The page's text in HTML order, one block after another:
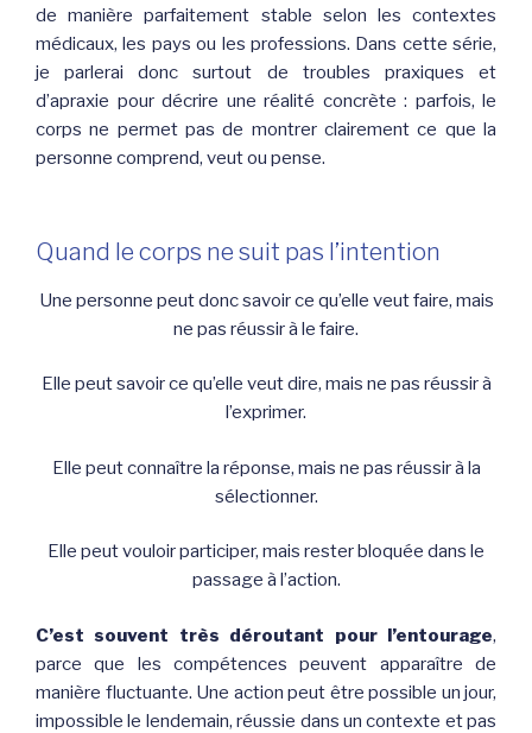
de manière parfaitement stable selon les contextes
médicaux, les pays ou les professions. Dans cette série,
je parlerai donc surtout de troubles praxiques et
d’apraxie pour décrire une réalité concrète : parfois, le
corps ne permet pas de montrer clairement ce que la
personne comprend, veut ou pense.
Quand le corps ne suit pas l’intention
Une personne peut donc savoir ce qu’elle veut faire, mais
ne pas réussir à le faire.
Elle peut savoir ce qu’elle veut dire, mais ne pas réussir à
l’exprimer.
Elle peut connaître la réponse, mais ne pas réussir à la
sélectionner.
Elle peut vouloir participer, mais rester bloquée dans le
passage à l’action.
C’est souvent très déroutant pour l’entourage,
parce que les compétences peuvent apparaître de
manière fluctuante. Une action peut être possible un jour,
impossible le lendemain, réussie dans un contexte et pas